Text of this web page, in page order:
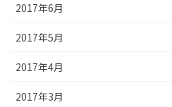
2017年6月
2017年5月
2017年4月
2017年3月